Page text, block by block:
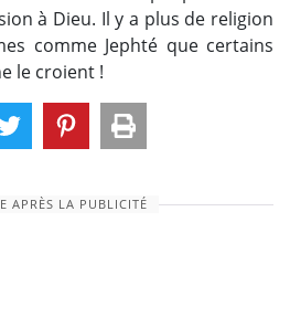
à Dieu. Il y a plus de religion
comme Jephté que certains
le croient !
APRÈS LA PUBLICITÉ